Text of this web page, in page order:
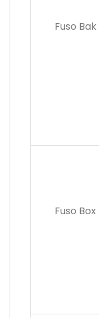
Fuso Bak
Fuso Box